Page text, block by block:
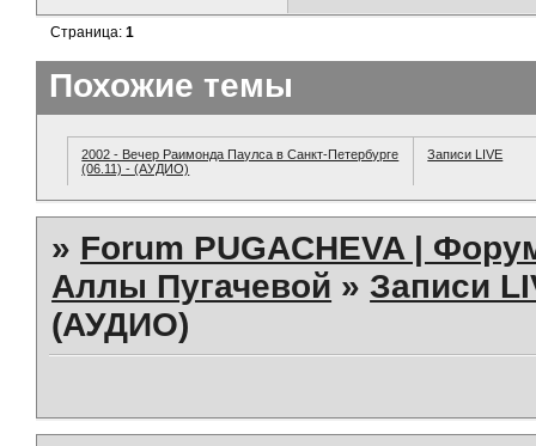
Страница:1
Похожие темы
2002 - Вечер Раимонда Паулса в Санкт-Петербурге
(06.11) - (АУДИО)
Записи LIVE
» Forum PUGACHEVA |
Аллы Пугачевой »Записи
(АУДИО)